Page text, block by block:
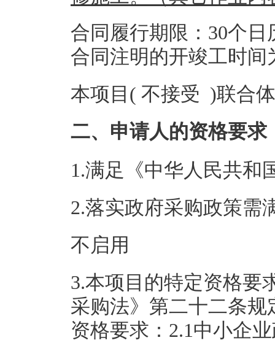
合同履行期限：30个
合同注明的开竣工时间
本项目( 不接受 )联合
二、申请人的资格要求
1.满足《中华人民共和
2.落实政府采购政策需
不启用
3.本项目的特定资格要
采购法》第二十二条
资格要求：2.1中小企